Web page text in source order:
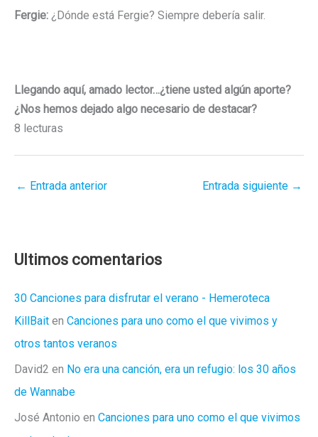
Fergie: ¿Dónde está Fergie? Siempre debería salir.
Llegando aquí, amado lector…¿tiene usted algún aporte?
¿Nos hemos dejado algo necesario de destacar?
8 lecturas
← Entrada anterior Entrada siguiente →
Ultimos comentarios
30 Canciones para disfrutar el verano - Hemeroteca
KillBait en Canciones para uno como el que vivimos y
otros tantos veranos
David2 en No era una canción, era un refugio: los 30 años
de Wannabe
José Antonio en Canciones para uno como el que vivimos